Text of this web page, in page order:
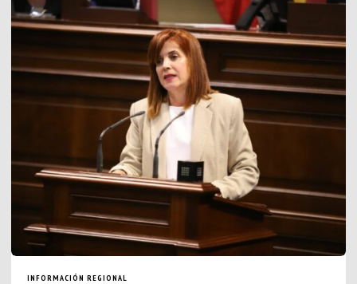
INFORMACIÓN REGIONAL